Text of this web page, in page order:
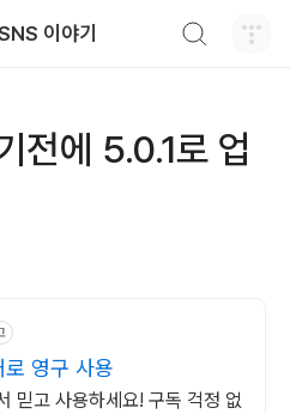
이야기
전에 5.0.1로 업
영구 사용
믿고 사용하세요! 구독 걱정 없